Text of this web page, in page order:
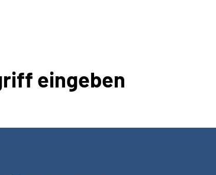
eingeben